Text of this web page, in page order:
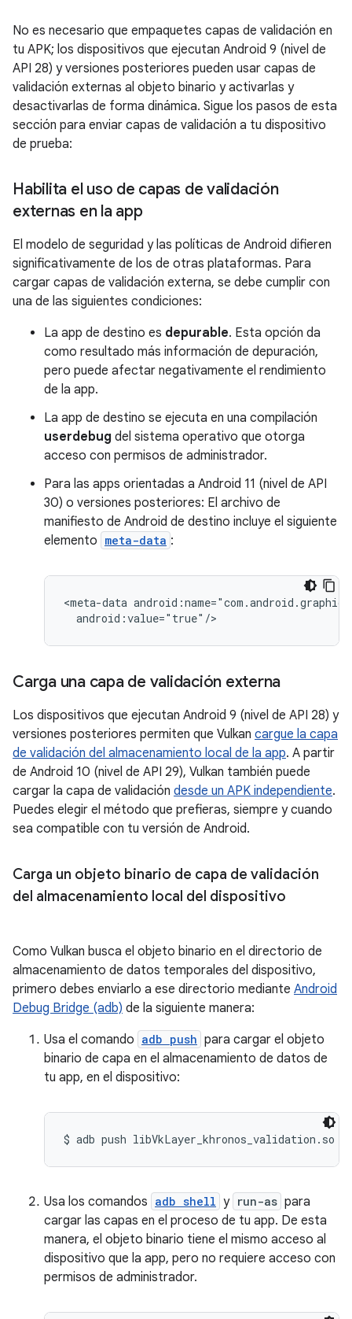
No es necesario que empaquetes capas de validación en
tu APK; los dispositivos que ejecutan Android 9 (nivel de
API 28) y versiones posteriores pueden usar capas de
validación externas al objeto binario y activarlas y
desactivarlas de forma dinámica. Sigue los pasos de esta
sección para enviar capas de validación a tu dispositivo
de prueba:
Habilita el uso de capas de validación
externas en la app
El modelo de seguridad y las políticas de Android difieren
significativamente de los de otras plataformas. Para
cargar capas de validación externa, se debe cumplir con
una de las siguientes condiciones:
La app de destino es depurable. Esta opción da
como resultado más información de depuración,
pero puede afectar negativamente el rendimiento
de la app.
La app de destino se ejecuta en una compilación
userdebug del sistema operativo que otorga
acceso con permisos de administrador.
Para las apps orientadas a Android 11 (nivel de API
30) o versiones posteriores: El archivo de
manifiesto de Android de destino incluye el siguiente
elemento meta-data :
<meta-data
android:value="true"/>
Carga una capa de validación externa
Los dispositivos que ejecutan Android 9 (nivel de API 28) y
versiones posteriores permiten que Vulkan cargue la capa
de validación del almacenamiento local de la app. A partir
de Android 10 (nivel de API 29), Vulkan también puede
cargar la capa de validación desde un APK independiente.
Puedes elegir el método que prefieras, siempre y cuando
sea compatible con tu versión de Android.
Carga un objeto binario de capa de validación
del almacenamiento local del dispositivo
Como Vulkan busca el objeto binario en el directorio de
almacenamiento de datos temporales del dispositivo,
primero debes enviarlo a ese directorio mediante Android
Debug Bridge (adb) de la siguiente manera:
Usa el comando adb push para cargar el objeto
binario de capa en el almacenamiento de datos de
tu app, en el dispositivo:
Usa los comandos adb shell y run-as para
cargar las capas en el proceso de tu app. De esta
manera, el objeto binario tiene el mismo acceso al
dispositivo que la app, pero no requiere acceso con
permisos de administrador.